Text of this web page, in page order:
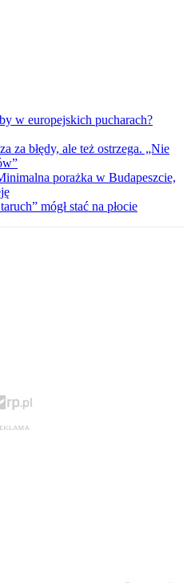
w europejskich pucharach?
za błędy, ale też ostrzega. „Nie
porażka w Budapeszcie,
mógł stać na płocie